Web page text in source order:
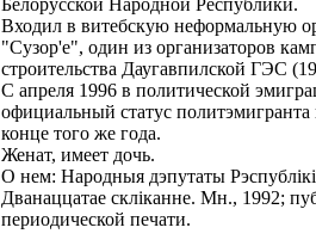
Белорусской Народной Республики.
Входил в витебскую неформальную
"Сузор'е", один из организаторов
строительства Даугавпилской ГЭС
С апреля 1996 в политической
официальный статус
конце того же года.
Женат, имеет дочь.
О нем: Народныя дэпутаты
Дванаццатае скліканне. Мн., 1992;
периодической печати.